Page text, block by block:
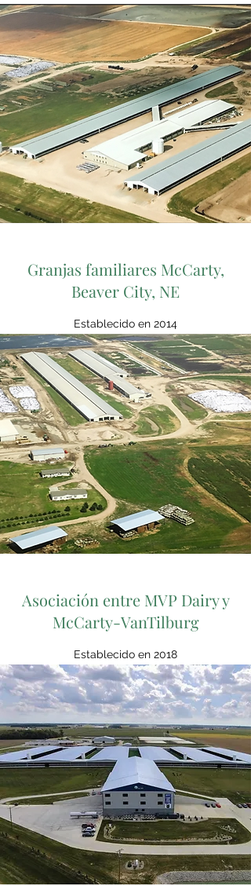
Granjas familiares McCarty,
Beaver City, NE
Establecido en 2014
Asociación entre MVP Dairy y
McCarty-VanTilburg
Establecido en 2018